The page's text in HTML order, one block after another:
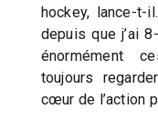
hockey, lance-t-
depuis que j’ai
énormément
toujours
cœur de l’action